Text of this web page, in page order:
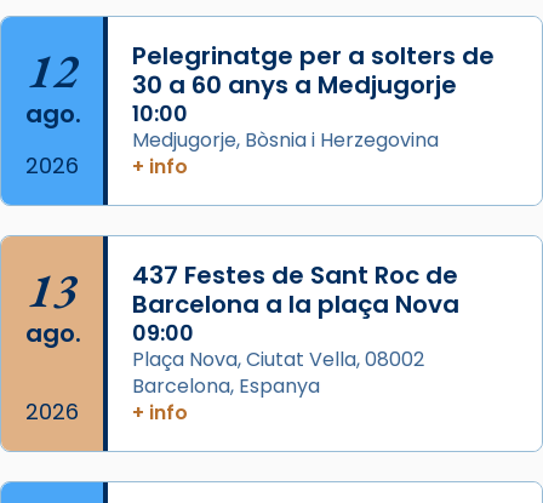
Acompanyant la història de sant Cugat, a
partir de l’Edat Mitjana sorgeix la tradició
que les santes Juliana (“relatiu a Júlia”) i
Semproniana (“relatiu a Semprònia =
eterna”) són deixebles seves. I l’any 1667, el
frare Joan Gaspar Roig, afirma en una obra
que les santes són filles de l’antiga Iluro.
Mataró en reivindicarà les relíq
View on Facebook · Share
12
ago.
2026
Pelegrinatge per a solters de
30 a 60 anys a Medjugorje
10:00
Medjugorje, Bòsnia i Herzegovina
+ info
13
ago.
2026
437 Festes de Sant Roc de
Barcelona a la plaça Nova
09:00
Plaça Nova, Ciutat Vella, 08002
Barcelona, Espanya
+ info